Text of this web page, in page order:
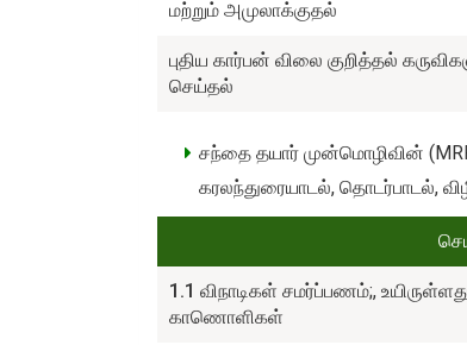
மற்றும் அமுலாக்குதல்
புதிய கார்பன் விலை குறித்தல்
செய்தல்
சந்தை தயார் முன்மொழிவின்
கரலந்துரையாடல், தொடர்பாடல்,
1.1 விநாடிகள் சமர்ப்பணம்;,
காணொளிகள்